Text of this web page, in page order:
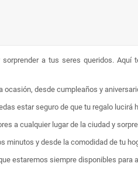
a tus seres queridos. Aquí
desde cumpleaños y
estar seguro de que tu regalo lucirá
a cualquier lugar de la ciudad y
minutos y desde la comodidad de tu
estaremos siempre disponibles para